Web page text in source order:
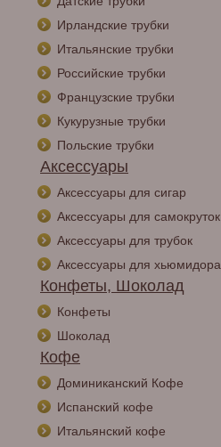
Ирландские трубки
Итальянские трубки
Российские трубки
Французские трубки
Кукурузные трубки
Польские трубки
Аксессуары
Аксессуары для сигар
Аксессуары для самокруток
Аксессуары для трубок
Аксессуары для хьюмидора
Конфеты, Шоколад
Конфеты
Шоколад
Кофе
Доминиканский Кофе
Испанский кофе
Итальянский кофе